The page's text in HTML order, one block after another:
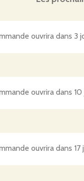
ouvrira dans 3
ouvrira dans 10
ouvrira dans 17